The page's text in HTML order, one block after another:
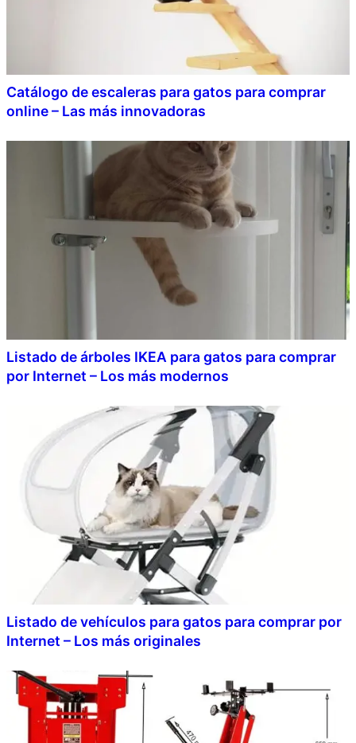
Catálogo de escaleras para gatos para comprar
online – Las más innovadoras
Listado de árboles IKEA para gatos para comprar
por Internet – Los más modernos
Listado de vehículos para gatos para comprar por
Internet – Los más originales